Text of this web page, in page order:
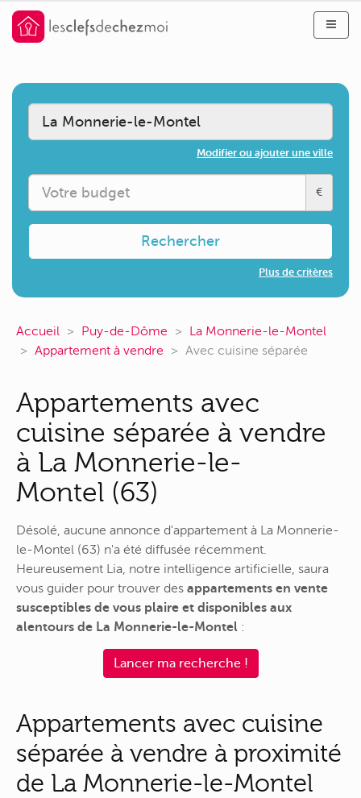
Modifier ou ajouter une ville
€
Rechercher
Plus de critères
Accueil Puy-de-Dôme
La Monnerie-le-Montel
Appartement à vendre
Avec cuisine séparée
Appartements avec
cuisine séparée à vendre
à La Monnerie-le-
Montel (63)
Désolé, aucune annonce d'appartement à La Monnerie-
le-Montel (63) n'a été diffusée récemment.
Heureusement Lia, notre intelligence artificielle, saura
vous guider pour trouver des appartements en vente
susceptibles de vous plaire et disponibles aux
alentours de La Monnerie-le-Montel :
Lancer ma recherche !
Appartements avec cuisine
séparée à vendre à proximité
de La Monnerie-le-Montel